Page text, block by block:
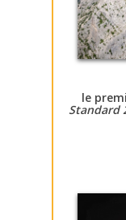
le
Standard